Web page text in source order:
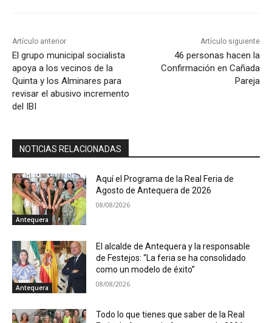
Artículo anterior
El grupo municipal socialista
apoya a los vecinos de la
Quinta y los Alminares para
revisar el abusivo incremento
del IBI
Artículo siguiente
46 personas hacen la
Confirmación en Cañada
Pareja
NOTICIAS RELACIONADAS
Antequera
Aquí el Programa de la Real Feria de
Agosto de Antequera de 2026
08/08/2026
Antequera
El alcalde de Antequera y la responsable
de Festejos: “La feria se ha consolidado
como un modelo de éxito”
08/08/2026
Todo lo que tienes que saber de la Real